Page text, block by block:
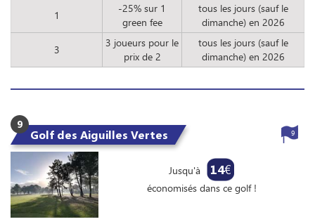
1
-25% sur 1
green fee
tous les jours (sauf le
dimanche) en 2026
3
3 joueurs pour le
prix de 2
tous les jours (sauf le
dimanche) en 2026
9
Golf des Aiguilles Vertes
Jusqu'à 14€
économisés dans ce golf !
9